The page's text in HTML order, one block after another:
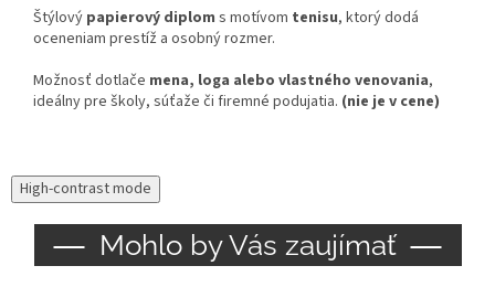
Štýlový papierový diplom s motívom tenisu, ktorý dodá
oceneniam prestíž a osobný rozmer.
Možnosť dotlače mena, loga alebo vlastného venovania,
ideálny pre školy, súťaže či firemné podujatia. (nie je v cene)
High-contrast mode
Mohlo by Vás zaujímať